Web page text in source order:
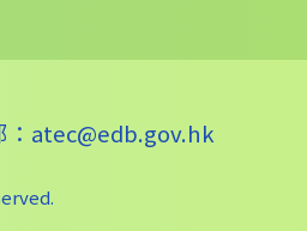
atec@edb.gov.hk